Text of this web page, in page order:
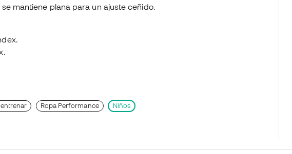
mantiene plana para un ajuste ceñido.
Ropa Performance Niños